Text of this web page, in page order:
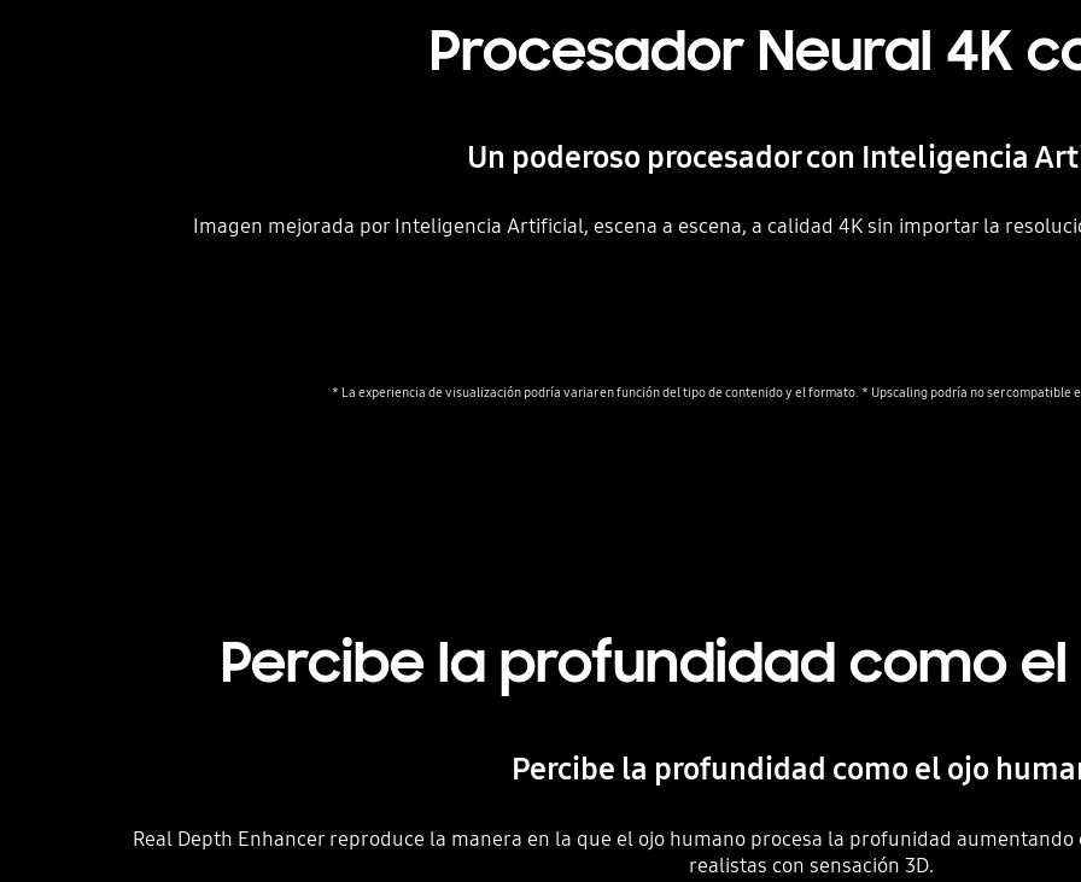
Procesador Neural 4K
Un poderoso procesador con Inteligencia
Imagen mejorada por Inteligencia Artificial, escena a escena, a calidad 4K sin importar la
Percibe la profundidad como
Percibe la profundidad como el ojo
Real Depth Enhancer reproduce la manera en la que el ojo humano procesa la profunidad
realistas con sensación 3D.